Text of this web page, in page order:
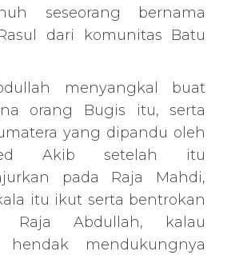
seseorang bernama
dari komunitas Batu
menyangkal buat
orang Bugis itu, serta
yang dipandu oleh
Akib setelah itu
pada Raja Mahdi,
itu ikut serta bentrokan
Raja Abdullah, kalau
hendak mendukungnya